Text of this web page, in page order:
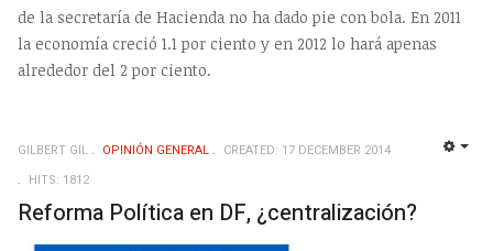
de la secretaría de Hacienda no ha dado pie con bola. En 2011
la economía creció 1.1 por ciento y en 2012 lo hará apenas
alrededor del 2 por ciento.
GILBERT GIL OPINIÓN GENERAL
CREATED: 17 DECEMBER 2014
HITS: 1812
Reforma Política en DF, ¿centralización?